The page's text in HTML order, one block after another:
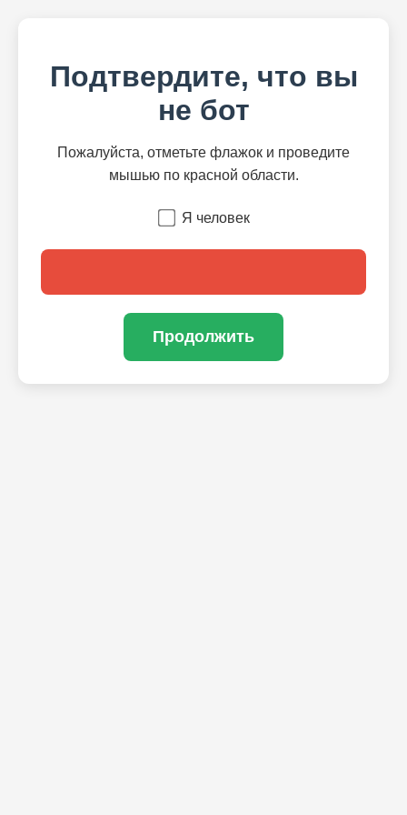
Подтвердите, что вы
не бот
Пожалуйста, отметьте флажок и проведите
мышью по красной области.
Я человек
Продолжить